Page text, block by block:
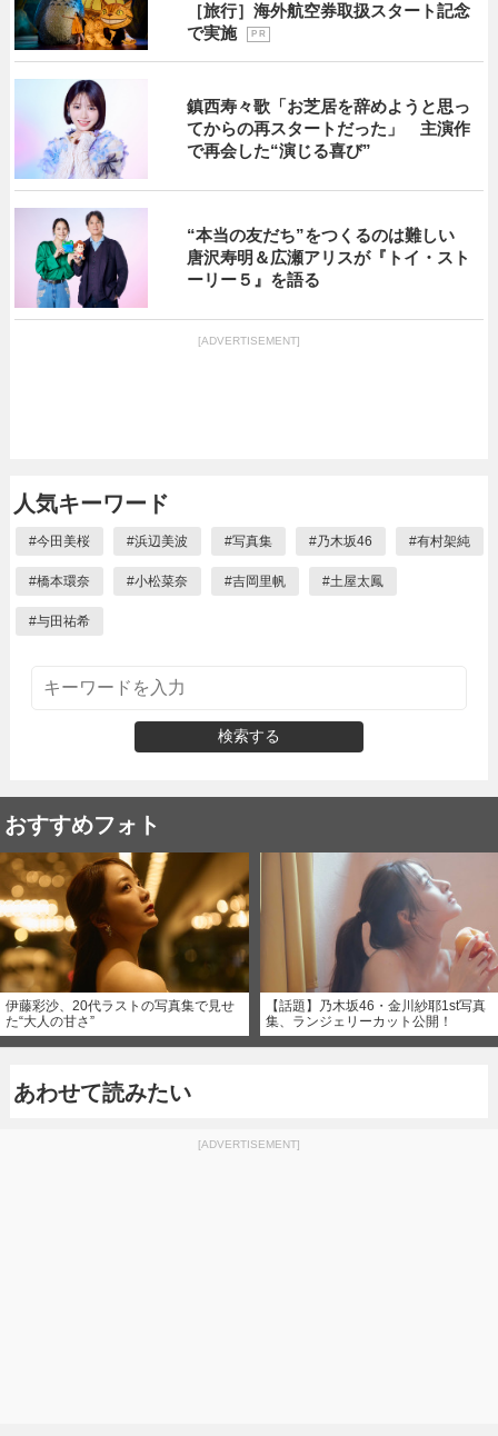
［旅行］海外航空券取扱スタート記念
で実施
P R
鎮西寿々歌「お芝居を辞めようと思っ
てからの再スタートだった」 主演作
で再会した“演じる喜び”
“本当の友だち”をつくるのは難しい
唐沢寿明＆広瀬アリスが『トイ・スト
ーリー５』を語る
[ADVERTISEMENT]
人気キーワード
#今田美桜 #浜辺美波 #写真集 #乃木坂46 #有村架純
#橋本環奈 #小松菜奈 #吉岡里帆 #土屋太鳳
#与田祐希
検索する
おすすめフォト
伊藤彩沙、20代ラストの写真集で見せ
た“大人の甘さ”
【話題】乃木坂46・金川紗耶1st写真
集、ランジェリーカット公開！
あわせて読みたい
[ADVERTISEMENT]